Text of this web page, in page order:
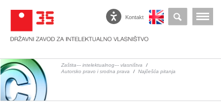
Kontakt
Zaštita--- intelektualnog--- vlasništva
/
Autorsko pravo i srodna prava
/ Najčešća pitanja